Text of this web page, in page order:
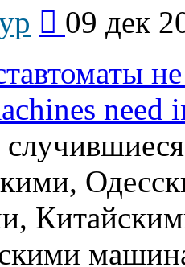
последнему
09 дек
need